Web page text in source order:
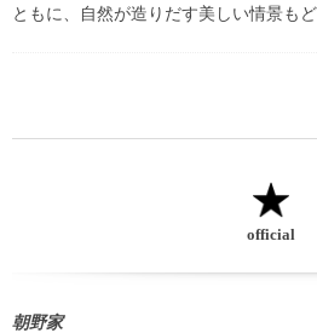
ともに、自然が造りだす美しい情景も
official
朝野家